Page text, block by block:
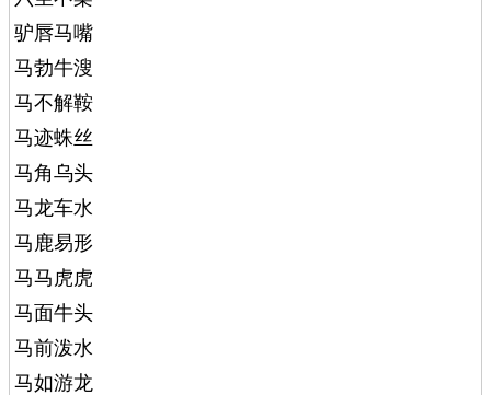
驴唇马嘴
马勃牛溲
马不解鞍
马迹蛛丝
马角乌头
马龙车水
马鹿易形
马马虎虎
马面牛头
马前泼水
马如游龙